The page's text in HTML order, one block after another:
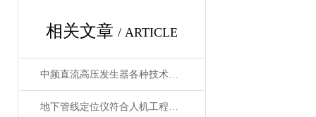
相关文章 / ARTICLE
中频直流高压发生器各种技术指标均优于行业标准
地下管线定位仪符合人机工程学原理的设计